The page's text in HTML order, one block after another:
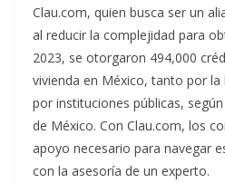
Clau.com, quien busca ser un
al reducir la complejidad para
2023, se otorgaron 494,000
vivienda en México, tanto por
por instituciones públicas,
de México. Con Clau.com, los
apoyo necesario para navegar
con la asesoría de un experto.